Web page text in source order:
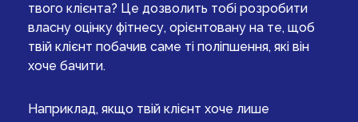
твого клієнта? Це дозволить тобі розробити
власну оцінку фітнесу, орієнтовану на те, щоб
твій клієнт побачив саме ті поліпшення, які він
хоче бачити.
Наприклад, якщо твій клієнт хоче лише